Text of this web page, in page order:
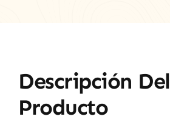
Descripción Del
Producto